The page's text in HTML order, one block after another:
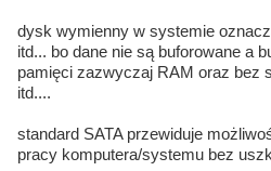
dysk wymienny w systemie
itd... bo dane nie są buforowane a
pamięci zazwyczaj RAM oraz bez
itd....
standard SATA przewiduje
pracy komputera/systemu bez